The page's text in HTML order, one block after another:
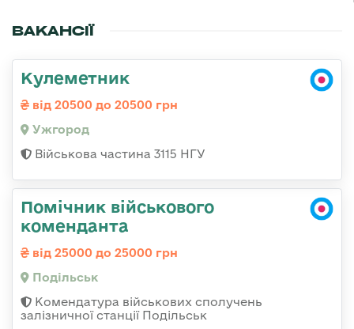
ВАКАНСІЇ
Кулеметник
від 20500 до 20500 грн
Ужгород
Військова частина 3115 НГУ
Помічник військового
коменданта
від 25000 до 25000 грн
Подільськ
Комендатура військових сполучень
залізничної станції Подільськ